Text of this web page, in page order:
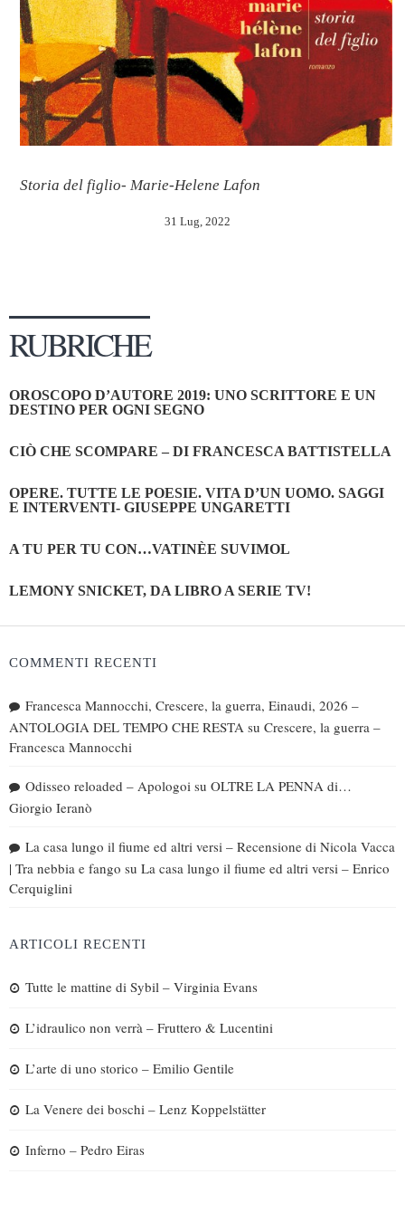
Storia del figlio- Marie-Helene Lafon
31 Lug, 2022
RUBRICHE
OROSCOPO D’AUTORE 2019: UNO SCRITTORE E UN
DESTINO PER OGNI SEGNO
CIÒ CHE SCOMPARE – DI FRANCESCA BATTISTELLA
OPERE. TUTTE LE POESIE. VITA D’UN UOMO. SAGGI
E INTERVENTI- GIUSEPPE UNGARETTI
A TU PER TU CON…VATINÈE SUVIMOL
LEMONY SNICKET, DA LIBRO A SERIE TV!
COMMENTI RECENTI
Francesca Mannocchi, Crescere, la guerra, Einaudi, 2026 –
ANTOLOGIA DEL TEMPO CHE RESTA su Crescere, la guerra –
Francesca Mannocchi
Odisseo reloaded – Apologoi su OLTRE LA PENNA di…
Giorgio Ieranò
La casa lungo il fiume ed altri versi – Recensione di Nicola Vacca
| Tra nebbia e fango su La casa lungo il fiume ed altri versi – Enrico
Cerquiglini
ARTICOLI RECENTI
Tutte le mattine di Sybil – Virginia Evans
L’idraulico non verrà – Fruttero & Lucentini
L’arte di uno storico – Emilio Gentile
La Venere dei boschi – Lenz Koppelstätter
Inferno – Pedro Eiras